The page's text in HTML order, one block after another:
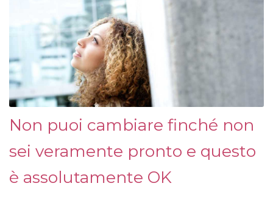
Non puoi cambiare finché non
sei veramente pronto e questo
è assolutamente OK